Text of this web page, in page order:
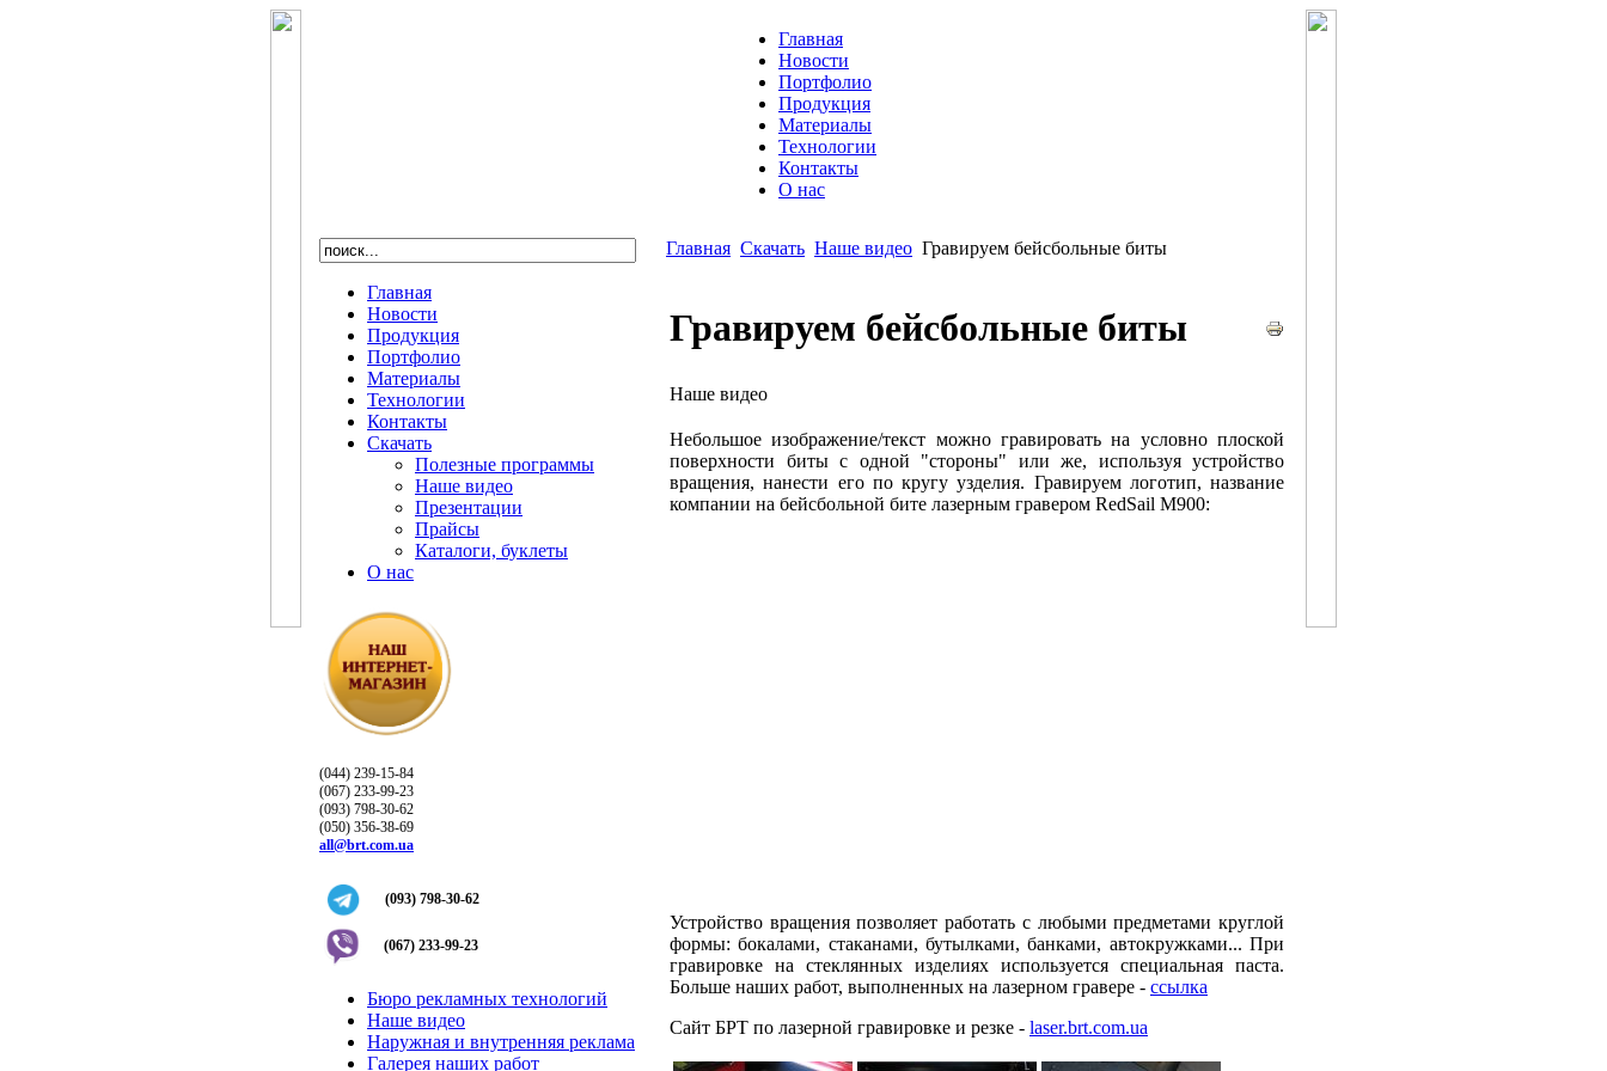
Главная
Новости
Портфолио
Продукция
Материалы
Технологии
Контакты
О нас
Главная
Новости
Продукция
Портфолио
Материалы
Технологии
Контакты
Скачать
Полезные программы
Наше видео
Презентации
Прайсы
Каталоги, буклеты
О нас
(044) 239-15-84
(067) 233-99-23
(093) 798-30-62
(050) 356-38-69
all@brt.com.ua
(093) 798-30-62
(067) 233-99-23
Бюро рекламных технологий
Наше видео
Наружная и внутренняя реклама
Галерея наших работ
Главная Скачать Наше видео Гравируем бейсбольные биты
Гравируем бейсбольные биты
Наше видео
Небольшое изображение/текст можно гравировать на условно плоской
поверхности биты с одной "стороны" или же, используя устройство
вращения, нанести его по кругу узделия. Гравируем логотип, название
компании на бейсбольной бите лазерным гравером RedSail M900:
Устройство вращения позволяет работать с любыми предметами круглой
формы: бокалами, стаканами, бутылками, банками, автокружками... При
гравировке на стеклянных изделиях используется специальная паста.
Больше наших работ, выполненных на лазерном гравере - ссылка
Сайт БРТ по лазерной гравировке и резке - laser.brt.com.ua